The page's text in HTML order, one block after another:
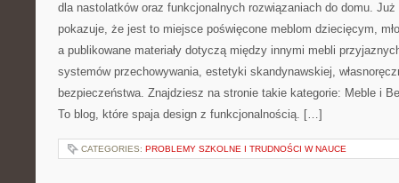
dla nastolatków oraz funkcjonalnych rozwiązaniach do domu. Już
pokazuje, że jest to miejsce poświęcone meblom dziecięcym,
a publikowane materiały dotyczą między innymi mebli
systemów przechowywania, estetyki skandynawskiej,
bezpieczeństwa. Znajdziesz na stronie takie kategorie: Meble i
To blog, które spaja design z funkcjonalnością. […]
CATEGORIES: PROBLEMY SZKOLNE I TRUDNOŚCI W NAUCE